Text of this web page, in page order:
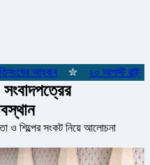
আহ্বান ২০ আগস্ট
সংবাদপত্রের
ও শিল্পের সংকট নিয়ে আলোচনা